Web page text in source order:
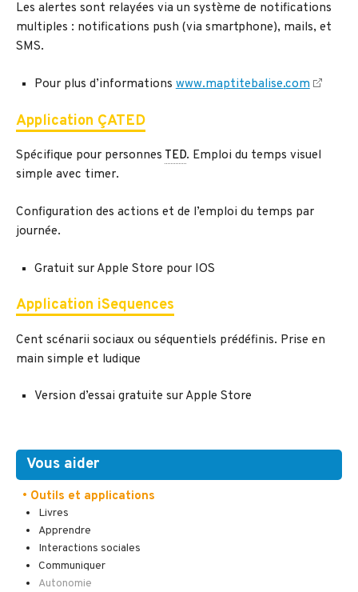
Les alertes sont relayées via un système de notifications
multiples : notifications push (via smartphone), mails, et
SMS.
Pour plus d’informationswww.maptitebalise.com
Application ÇATED
Spécifique pour personnes TED. Emploi du temps visuel
simple avec timer.
Configuration des actions et de l’emploi du temps par
journée.
Gratuit sur Apple Store pour IOS
Application iSequences
Cent scénarii sociaux ou séquentiels prédéfinis. Prise en
main simple et ludique
Version d’essai gratuite sur Apple Store
Vous aider
• Outils et applications
Livres
Apprendre
Interactions sociales
Communiquer
Autonomie